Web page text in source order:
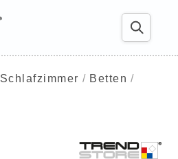
Schlafzimmer
Betten